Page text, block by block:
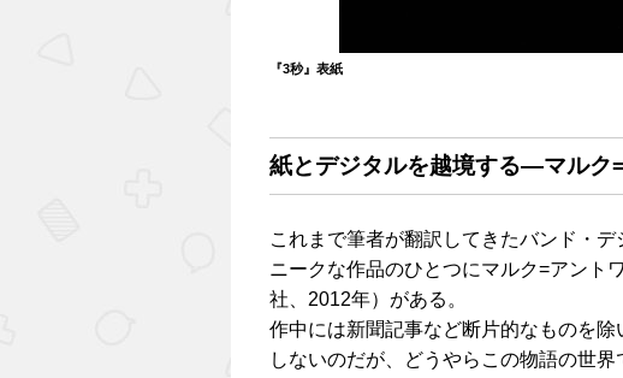
『3秒』表紙
紙とデジタルを越境する―マルク
これまで筆者が翻訳してきたバンド・
ニークな作品のひとつにマルク=アント
社、2012年）がある。
作中には新聞記事など断片的なものを
しないのだが、どうやらこの物語の世